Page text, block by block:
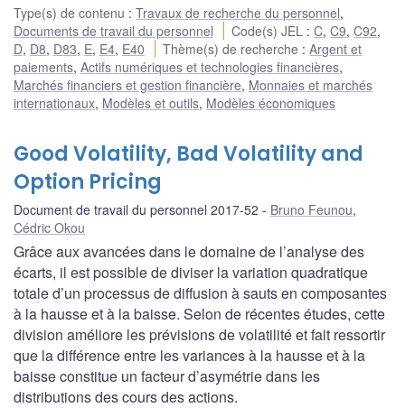
Type(s) de contenu : Travaux de recherche du personnel,
Documents de travail du personnel
Code(s) JEL :C,C9,C92,
D, D8, D83, E, E4, E40 Thème(s) de recherche :Argent et
paiements, Actifs numériques et technologies financières,
Marchés financiers et gestion financière, Monnaies et marchés
internationaux, Modèles et outils, Modèles économiques
Good Volatility, Bad Volatility and
Option Pricing
Document de travail du personnel 2017-52 Bruno Feunou,
Cédric Okou
Grâce aux avancées dans le domaine de l’analyse des
écarts, il est possible de diviser la variation quadratique
totale d’un processus de diffusion à sauts en composantes
à la hausse et à la baisse. Selon de récentes études, cette
division améliore les prévisions de volatilité et fait ressortir
que la différence entre les variances à la hausse et à la
baisse constitue un facteur d’asymétrie dans les
distributions des cours des actions.